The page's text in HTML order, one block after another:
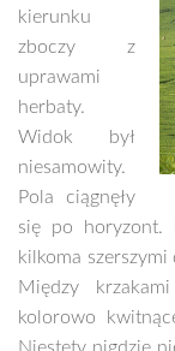
kierunku
zboczy z
uprawami
herbaty.
Widok był
niesamowity.
Pola ciągnęły
się po horyzont.
kilkoma
Między
kolorowo